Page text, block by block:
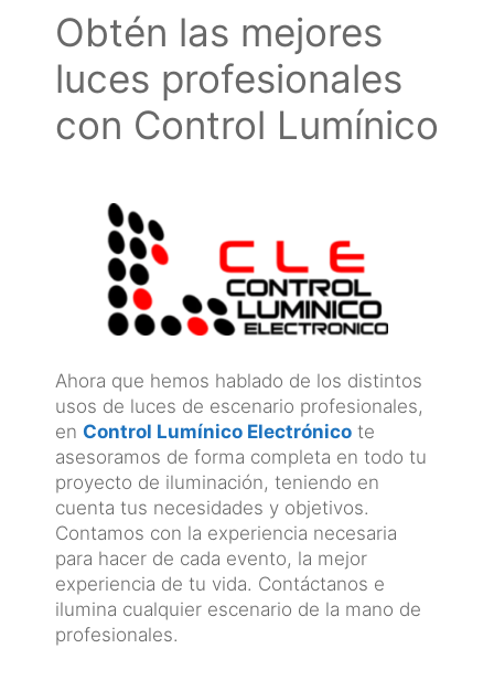
Obtén las mejores
luces profesionales
con Control Lumínico
Ahora que hemos hablado de los distintos
usos de luces de escenario profesionales,
en Control Lumínico Electrónico te
asesoramos de forma completa en todo tu
proyecto de iluminación, teniendo en
cuenta tus necesidades y objetivos.
Contamos con la experiencia necesaria
para hacer de cada evento, la mejor
experiencia de tu vida. Contáctanos e
ilumina cualquier escenario de la mano de
profesionales.